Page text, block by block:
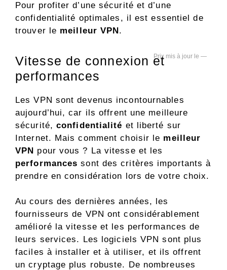
Pour profiter d’une sécurité et d’une
confidentialité optimales, il est essentiel de
trouver le meilleur VPN.
—
Vitesse de connexion et
performances
Les VPN sont devenus incontournables
aujourd’hui, car ils offrent une meilleure
sécurité, confidentialité et liberté sur
Internet. Mais comment choisir le meilleur
VPN pour vous ? La vitesse et les
performances sont des critères importants à
prendre en considération lors de votre choix.
Au cours des dernières années, les
fournisseurs de VPN ont considérablement
amélioré la vitesse et les performances de
leurs services. Les logiciels VPN sont plus
faciles à installer et à utiliser, et ils offrent
un cryptage plus robuste. De nombreuses